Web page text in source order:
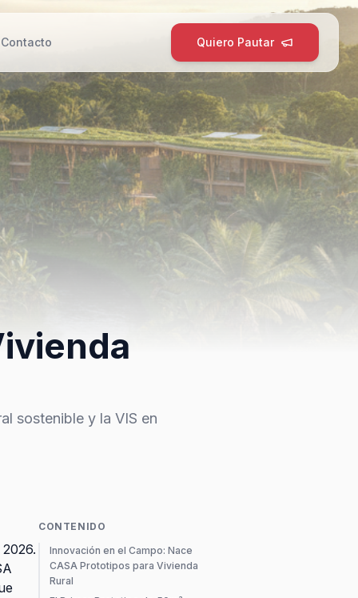
Contacto Quiero Pautar
sostenible y la VIS en
CONTENIDO
Innovación en el Campo: Nace
CASA Prototipos para Vivienda
Rural